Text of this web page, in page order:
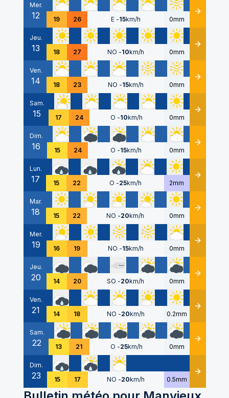
Mer.
12 19 26 E -15km/h 0mm Détails
Jeu.
13 18 27 NO -10km/h 0mm Détails
Ven.
14 18 23 NO -15km/h 0mm Détails
Sam.
15 17 24 O -10km/h 0mm Détails
Dim.
16 15 24 O -15km/h 0mm Détails
Lun.
17 15 22 O -25km/h 2mm Détails
Mar.
18 15 22 NO -20km/h 0mm Détails
Mer.
19 16 19 NO -15km/h 0mm Détails
Jeu.
20 14 20 SO -20km/h 0mm Détails
Ven.
21 14 18 NO -20km/h 0.2mm Détails
Sam.
22 13 21 O -25km/h 0mm Détails
Dim.
23 15 17 NO -20km/h 0.5mm Détails